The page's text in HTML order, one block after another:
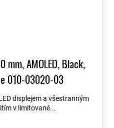
AMOLED, Black,
010-03020-03
displejem a všestranným
v limitované...